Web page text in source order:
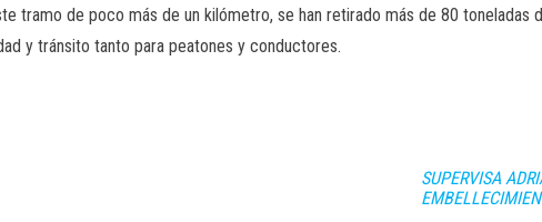
tramo de poco más de un kilómetro, se han retirado más de 80 toneladas
y tránsito tanto para peatones y conductores.
SUPERVISA